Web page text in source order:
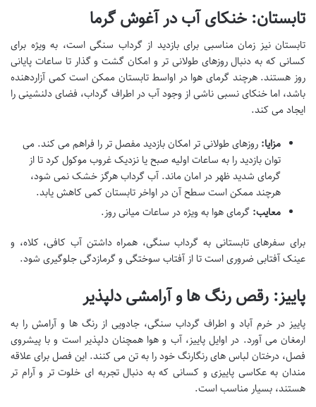
تابستان: خنکای آب در آغوش گرما
تابستان نیز زمان مناسبی برای بازدید از گرداب سنگی است، به ویژه برای
کسانی که به دنبال روزهای طولانی تر و امکان گشت و گذار تا ساعات پایانی
روز هستند. هرچند گرمای هوا در اواسط تابستان ممکن است کمی آزاردهنده
باشد، اما خنکای نسبی ناشی از وجود آب در اطراف گرداب، فضای دلنشینی را
ایجاد می کند.
مزایا: روزهای طولانی تر امکان بازدید مفصل تر را فراهم می کند. می
توان بازدید را به ساعات اولیه صبح یا نزدیک غروب موکول کرد تا از
گرمای شدید ظهر در امان ماند. آب گرداب هرگز خشک نمی شود،
هرچند ممکن است سطح آن در اواخر تابستان کمی کاهش یابد.
معایب: گرمای هوا به ویژه در ساعات میانی روز.
برای سفرهای تابستانی به گرداب سنگی، همراه داشتن آب کافی، کلاه، و
عینک آفتابی ضروری است تا از آفتاب سوختگی و گرمازدگی جلوگیری شود.
پاییز: رقص رنگ ها و آرامشی دلپذیر
پاییز در خرم آباد و اطراف گرداب سنگی، جادویی از رنگ ها و آرامش را به
ارمغان می آورد. در اوایل پاییز، آب و هوا همچنان دلپذیر است و با پیشروی
فصل، درختان لباس های رنگارنگ خود را به تن می کنند. این فصل برای علاقه
مندان به عکاسی پاییزی و کسانی که به دنبال تجربه ای خلوت تر و آرام تر
هستند، بسیار مناسب است.